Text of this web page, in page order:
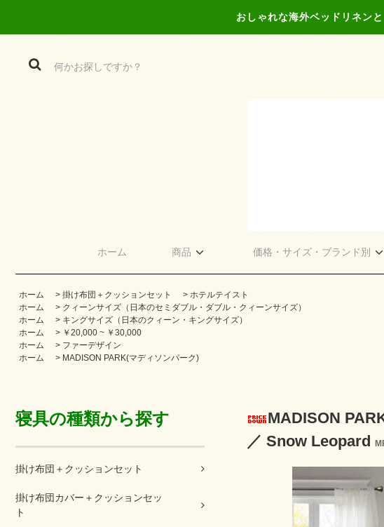
おしゃれな海外ベッドリネン
ホーム 商品 価格・サイズ・ブランド別
ホーム > 掛け布団＋クッションセット > ホテルテイスト
ホーム
> クィーンサイズ（日本のセミダブル・ダブル・クィーンサイズ）
ホーム
> キングサイズ（日本のクィーン・キングサイズ）
ホーム
> ￥20,000 ~ ￥30,000
ホーム
> ファーデザイン
ホーム
> MADISON PARK(マディソンパーク)
寝具の種類から探す
掛け布団＋クッションセット
掛け布団カバー＋クッションセッ
ト
MADISON
／ Snow Leopard